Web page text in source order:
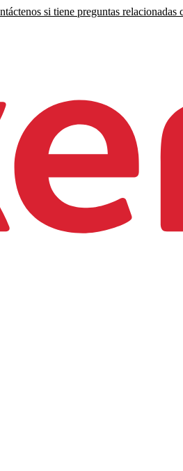
si tiene preguntas relacionadas